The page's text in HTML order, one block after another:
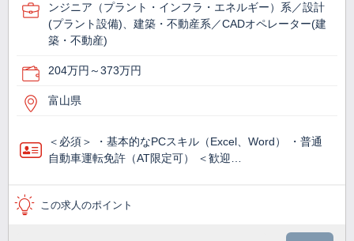
ンジニア（プラント・インフラ・エネルギー）系／設計
(プラント設備)、建築・不動産系／CADオペレーター(建
築・不動産)
204万円～373万円
富山県
＜必須＞ ・基本的なPCスキル（Excel、Word） ・普通
自動車運転免許（AT限定可） ＜歓迎…
この求人のポイント